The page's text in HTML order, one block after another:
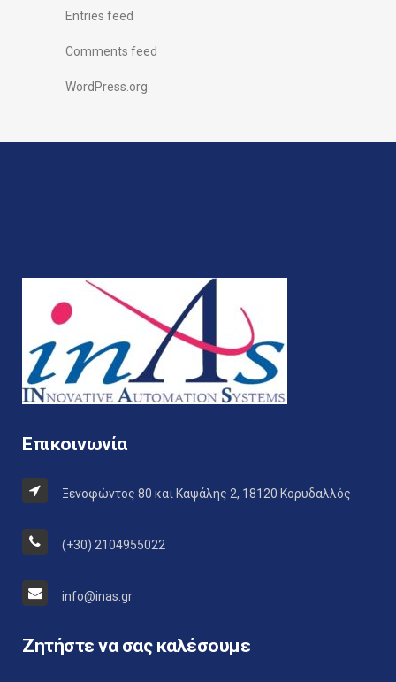
Entries feed
Comments feed
WordPress.org
Επικοινωνία
Ξενοφώντος 80 και Καψάλης 2, 18120 Κορυδαλλός
(+30) 2104955022
info@inas.gr
Ζητήστε να σας καλέσουμε